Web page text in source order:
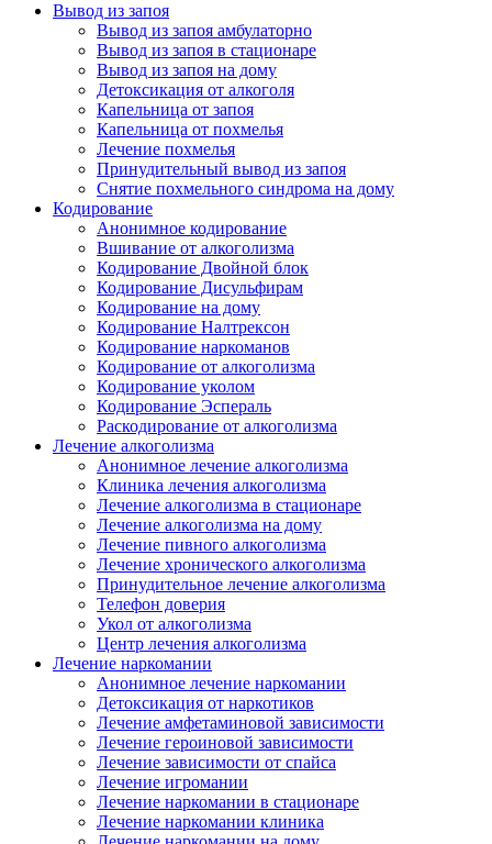
Вывод из запоя
Вывод из запоя амбулаторно
Вывод из запоя в стационаре
Вывод из запоя на дому
Детоксикация от алкоголя
Капельница от запоя
Капельница от похмелья
Лечение похмелья
Принудительный вывод из запоя
Снятие похмельного синдрома на дому
Кодирование
Анонимное кодирование
Вшивание от алкоголизма
Кодирование Двойной блок
Кодирование Дисульфирам
Кодирование на дому
Кодирование Налтрексон
Кодирование наркоманов
Кодирование от алкоголизма
Кодирование уколом
Кодирование Эспераль
Раскодирование от алкоголизма
Лечение алкоголизма
Анонимное лечение алкоголизма
Клиника лечения алкоголизма
Лечение алкоголизма в стационаре
Лечение алкоголизма на дому
Лечение пивного алкоголизма
Лечение хронического алкоголизма
Принудительное лечение алкоголизма
Телефон доверия
Укол от алкоголизма
Центр лечения алкоголизма
Лечение наркомании
Анонимное лечение наркомании
Детоксикация от наркотиков
Лечение амфетаминовой зависимости
Лечение героиновой зависимости
Лечение зависимости от спайса
Лечение игромании
Лечение наркомании в стационаре
Лечение наркомании клиника